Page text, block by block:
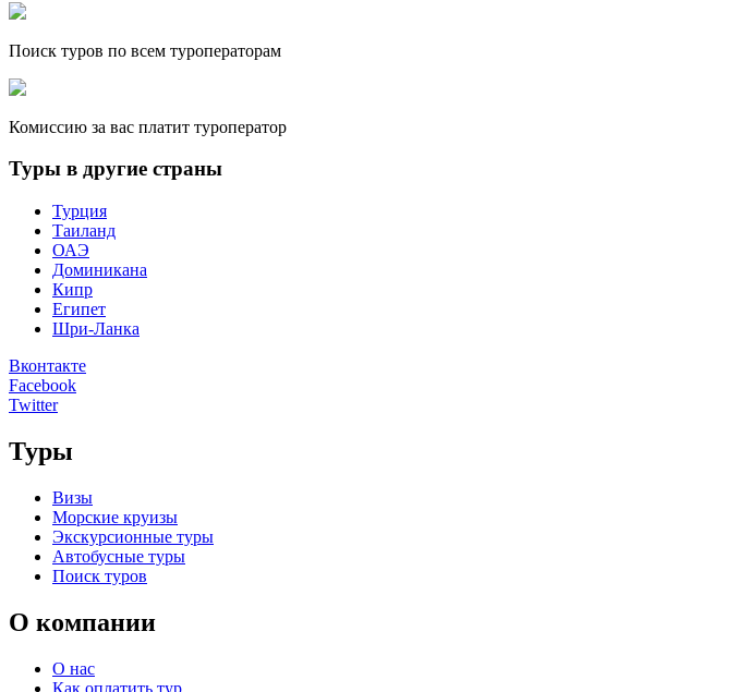
Поиск туров по всем туроператорам
Комиссию за вас платит туроператор
Туры в другие страны
Турция
Таиланд
ОАЭ
Доминикана
Кипр
Египет
Шри-Ланка
Вконтакте
Facebook
Twitter
Туры
Визы
Морские круизы
Экскурсионные туры
Автобусные туры
Поиск туров
О компании
О нас
Как оплатить тур